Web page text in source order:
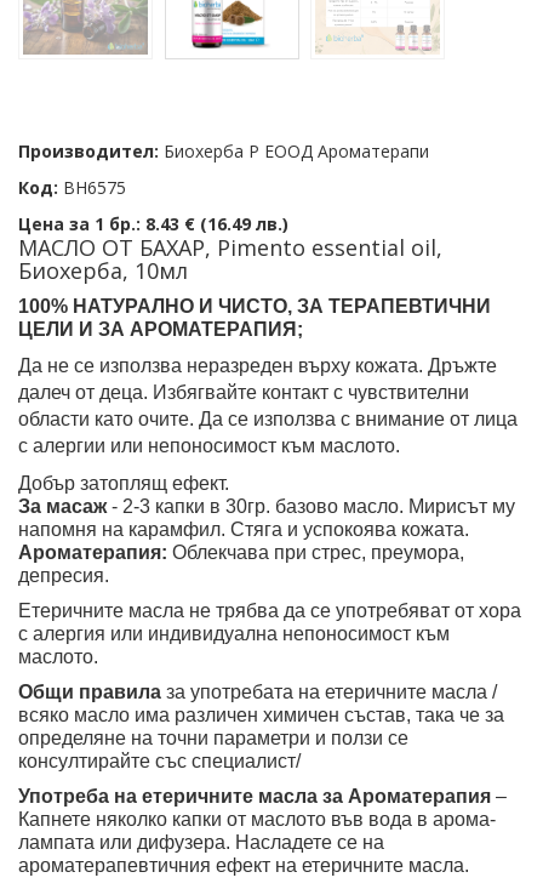
Производител: Биохерба Р ЕООД Ароматерапи
Код: BH6575
Цена за 1 бр.: 8.43 € (16.49 лв.)
МАСЛО ОТ БАХАР, Pimento essential oil,
Биохерба, 10мл
100% НАТУРАЛНО И ЧИСТО, ЗА ТЕРАПЕВТИЧНИ
ЦЕЛИ И ЗА АРОМАТЕРАПИЯ;
Да не се използва неразреден върху кожата. Дръжте
далеч от деца. Избягвайте контакт с чувствителни
области като очите. Да се използва с внимание от лица
с алергии или непоносимост към маслото.
Добър затоплящ ефект.
За масаж- 2-3 капки в 30гр. базово масло. Мирисът му
напомня на карамфил. Стяга и успокоява кожата.
Ароматерапия: Облекчава при стрес, преумора,
депресия.
Етеричните масла не трябва да се употребяват от хора
с алергия или индивидуална непоносимост към
маслото.
Общи правила за употребата на етеричните масла /
всяко масло има различен химичен състав, така че за
определяне на точни параметри и ползи се
консултирайте със специалист/
Употреба на етеричните масла за Ароматерапия –
Капнете няколко капки от маслото във вода в арома-
лампата или дифузера. Насладете се на
ароматерапевтичния ефект на етеричните масла.